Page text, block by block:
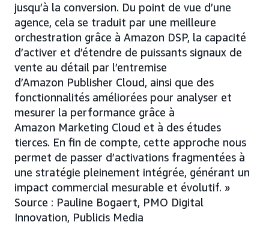
jusqu’à la conversion. Du point de vue d’une
agence, cela se traduit par une meilleure
orchestration grâce à Amazon DSP, la capacité
d’activer et d’étendre de puissants signaux de
vente au détail par l’entremise
d’Amazon Publisher Cloud, ainsi que des
fonctionnalités améliorées pour analyser et
mesurer la performance grâce à
Amazon Marketing Cloud et à des études
tierces. En fin de compte, cette approche nous
permet de passer d’activations fragmentées à
une stratégie pleinement intégrée, générant un
impact commercial mesurable et évolutif. »
Source : Pauline Bogaert, PMO Digital
Innovation, Publicis Media